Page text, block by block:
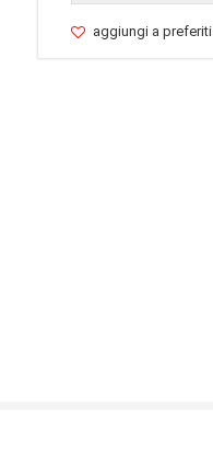
aggiungi a preferiti